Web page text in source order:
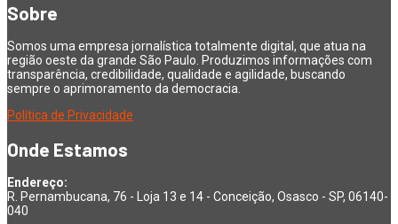
Sobre
Somos uma empresa jornalística totalmente digital, que atua na
região oeste da grande São Paulo. Produzimos informações com
transparência, credibilidade, qualidade e agilidade, buscando
sempre o aprimoramento da democracia.
Política de Privacidade
Onde Estamos
Endereço:
R. Pernambucana, 76 - Loja 13 e 14 - Conceição, Osasco - SP, 06140-
040